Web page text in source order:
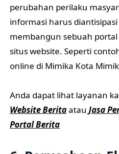
perubahan perilaku
informasi harus
membangun sebuah
situs website. Seperti
online di Mimika Kota
Anda dapat lihat layanan
Website Beritaatau Jasa
Portal Berita